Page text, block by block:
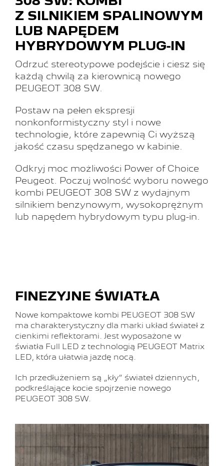
Z SILNIKIEM SPALINOWYM
LUB NAPĘDEM
HYBRYDOWYM PLUG-IN
Odrzuć stereotypowe podejście i ciesz się
każdą chwilą za kierownicą nowego
PEUGEOT 308 SW.
Postaw na pełen ekspresji
nonkonformistyczny styl i nowe
technologie, które zapewnią Ci wyższą
jakość czasu spędzanego w kabinie.
Odkryj moc możliwości Power of Choice
Peugeot. Poczuj wolność wyboru nowego
kombi PEUGEOT 308 SW z wydajnym
silnikiem benzynowym, wysokoprężnym
lub napędem hybrydowym typu plug-in.
FINEZYJNE ŚWIATŁA
Nowe kompaktowe kombi PEUGEOT 308 SW
ma charakterystyczny dla marki układ świateł z
cienkimi reflektorami. Jest wyposażone w
światła Full LED z technologią PEUGEOT Matrix
LED, która ułatwia jazdę nocą.
Ich przedłużeniem są „kły” świateł dziennych,
podkreślające kocie spojrzenie nowego
PEUGEOT 308 SW.